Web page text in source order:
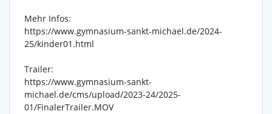
Mehr Infos:
https://www.gymnasium-sankt-michael.de/2024-
25/kinder01.html
Trailer:
https://www.gymnasium-sankt-
michael.de/cms/upload/2023-24/2025-
01/FinalerTrailer.MOV